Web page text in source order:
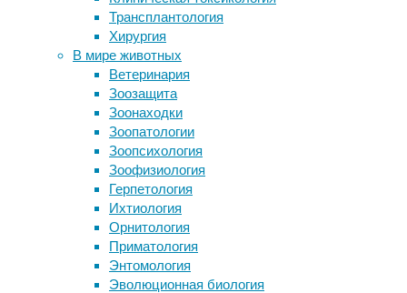
Трансплантология
Хирургия
В мире животных
Ветеринария
Зоозащита
Зоонаходки
Зоопатологии
Зоопсихология
Зоофизиология
Герпетология
Ихтиология
Орнитология
Приматология
Энтомология
Эволюционная биология
инструменты
методы,
мозг
,
нейробиология,
нейроновости
недавних
исследователям
удавалось
запечатлеть
«общение»
помощью языка
Синдром хронической усталости
прописали в мозге
Генетики секвенировали Y-
хромосому, завершив расшифровку
ДНК человека
Обнаружены генетические
доказательства влияния таламуса
на память
Между типом личности и тягой к
ЗОЖ нашли связь
Следите за новостями